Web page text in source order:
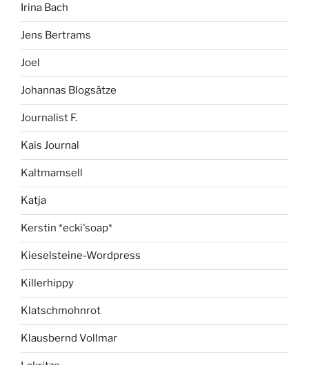
Irina Bach
Jens Bertrams
Joel
Johannas Blogsätze
Journalist F.
Kais Journal
Kaltmamsell
Katja
Kerstin *ecki'soap*
Kieselsteine-Wordpress
Killerhippy
Klatschmohnrot
Klausbernd Vollmar